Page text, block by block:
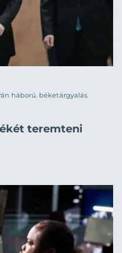
háború, béketárgyalás,
teremteni